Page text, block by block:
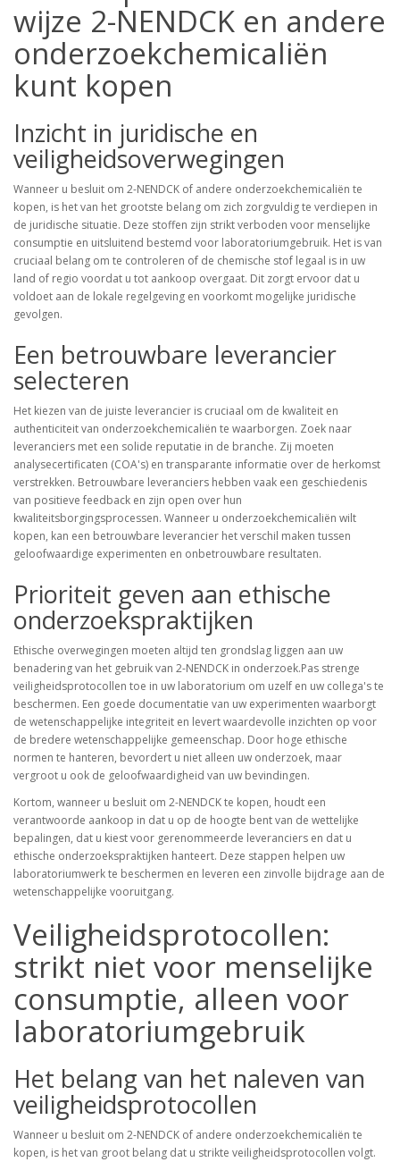
wijze 2-NENDCK en andere
onderzoekchemicaliën
kunt kopen
Inzicht in juridische en
veiligheidsoverwegingen
Wanneer u besluit om 2-NENDCK of andere onderzoekchemicaliën te
kopen, is het van het grootste belang om zich zorgvuldig te verdiepen in
de juridische situatie. Deze stoffen zijn strikt verboden voor menselijke
consumptie en uitsluitend bestemd voor laboratoriumgebruik. Het is van
cruciaal belang om te controleren of de chemische stof legaal is in uw
land of regio voordat u tot aankoop overgaat. Dit zorgt ervoor dat u
voldoet aan de lokale regelgeving en voorkomt mogelijke juridische
gevolgen.
Een betrouwbare leverancier
selecteren
Het kiezen van de juiste leverancier is cruciaal om de kwaliteit en
authenticiteit van onderzoekchemicaliën te waarborgen. Zoek naar
leveranciers met een solide reputatie in de branche. Zij moeten
analysecertificaten (COA's) en transparante informatie over de herkomst
verstrekken. Betrouwbare leveranciers hebben vaak een geschiedenis
van positieve feedback en zijn open over hun
kwaliteitsborgingsprocessen. Wanneer u onderzoekchemicaliën wilt
kopen, kan een betrouwbare leverancier het verschil maken tussen
geloofwaardige experimenten en onbetrouwbare resultaten.
Prioriteit geven aan ethische
onderzoekspraktijken
Ethische overwegingen moeten altijd ten grondslag liggen aan uw
benadering van het gebruik van 2-NENDCK in onderzoek.Pas strenge
veiligheidsprotocollen toe in uw laboratorium om uzelf en uw collega's te
beschermen. Een goede documentatie van uw experimenten waarborgt
de wetenschappelijke integriteit en levert waardevolle inzichten op voor
de bredere wetenschappelijke gemeenschap. Door hoge ethische
normen te hanteren, bevordert u niet alleen uw onderzoek, maar
vergroot u ook de geloofwaardigheid van uw bevindingen.
Kortom, wanneer u besluit om 2-NENDCK te kopen, houdt een
verantwoorde aankoop in dat u op de hoogte bent van de wettelijke
bepalingen, dat u kiest voor gerenommeerde leveranciers en dat u
ethische onderzoekspraktijken hanteert. Deze stappen helpen uw
laboratoriumwerk te beschermen en leveren een zinvolle bijdrage aan de
wetenschappelijke vooruitgang.
Veiligheidsprotocollen:
strikt niet voor menselijke
consumptie, alleen voor
laboratoriumgebruik
Het belang van het naleven van
veiligheidsprotocollen
Wanneer u besluit om 2-NENDCK of andere onderzoekchemicaliën te
kopen, is het van groot belang dat u strikte veiligheidsprotocollen volgt.